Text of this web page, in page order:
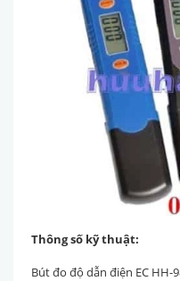
Thông số kỹ thuật:
Bút đo độ dẫn điện EC HH-